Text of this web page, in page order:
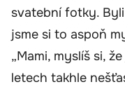
svatební fotky.
jsme si to aspoň
„Mami, myslíš si,
letech takhle